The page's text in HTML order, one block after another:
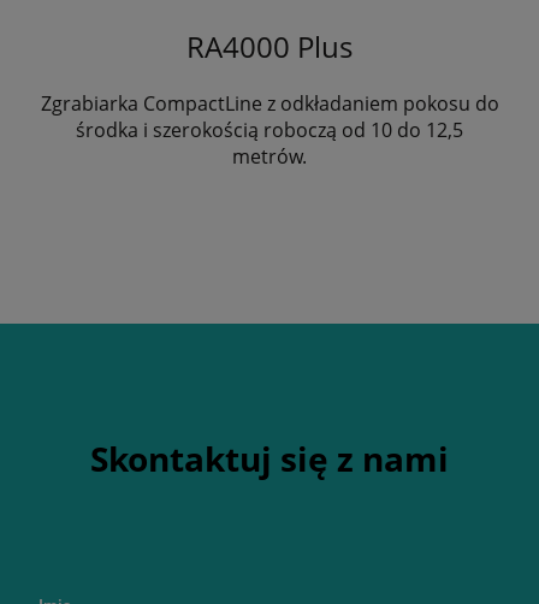
RA4000 Plus
Zgrabiarka CompactLine z odkładaniem pokosu do
środka i szerokością roboczą od 10 do 12,5
metrów.
Skontaktuj się z nami